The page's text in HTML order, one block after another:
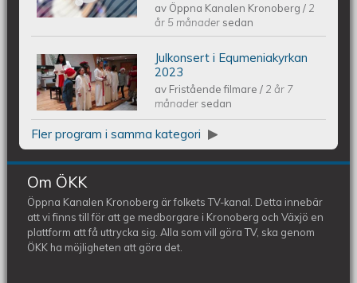
- Melodifestivalen 2024
av Öppna Kanalen Kronoberg/ 2
år 5 månader sedan
Piano Marly Azevedo Andersson
Julkonsert EQUMENIAkyrkan 231209
Julkonsert i Equmeniakyrkan
2023
av Fristående filmare/ 2 år 7
månader sedan
Fler program i samma kategori
Om ÖKK
Öppna Kanalen Kronoberg är folkets TV-kanal. Detta innebär
att vi finns till för att ge medborgare i Kronoberg och Växjö en
plattform att få uttrycka sig. Alla som vill göra TV, ska genom
ÖKK ha möjligheten att göra det.